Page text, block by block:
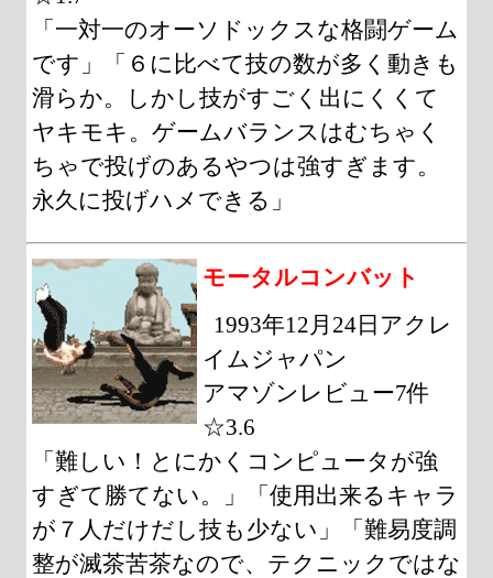
「一対一のオーソドックスな格闘ゲーム
です」「６に比べて技の数が多く動きも
滑らか。しかし技がすごく出にくくて
ヤキモキ。ゲームバランスはむちゃく
ちゃで投げのあるやつは強すぎます。
永久に投げハメできる」
モータルコンバット
1993年12月24日アクレ
イムジャパン
アマゾンレビュー7件
☆3.6
「難しい！とにかくコンピュータが強
すぎて勝てない。」「使用出来るキャラ
が７人だけだし技も少ない」「難易度調
整が滅茶苦茶なので、テクニックではな